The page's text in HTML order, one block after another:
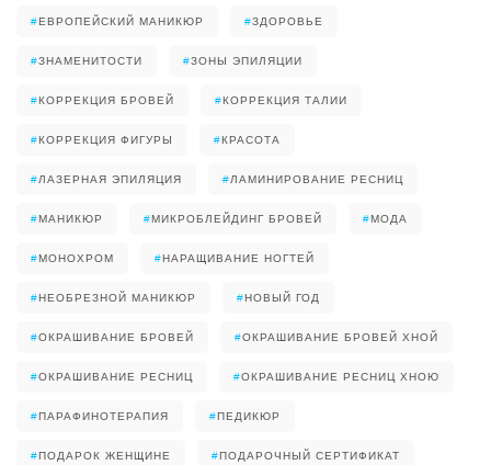
#ЕВРОПЕЙСКИЙ МАНИКЮР #ЗДОРОВЬЕ
#ЗНАМЕНИТОСТИ #ЗОНЫ ЭПИЛЯЦИИ
#КОРРЕКЦИЯ БРОВЕЙ #КОРРЕКЦИЯ ТАЛИИ
#КОРРЕКЦИЯ ФИГУРЫ #КРАСОТА
#ЛАЗЕРНАЯ ЭПИЛЯЦИЯ #ЛАМИНИРОВАНИЕ РЕСНИЦ
#МАНИКЮР #МИКРОБЛЕЙДИНГ БРОВЕЙ #МОДА
#МОНОХРОМ #НАРАЩИВАНИЕ НОГТЕЙ
#НЕОБРЕЗНОЙ МАНИКЮР #НОВЫЙ ГОД
#ОКРАШИВАНИЕ БРОВЕЙ #ОКРАШИВАНИЕ БРОВЕЙ ХНОЙ
#ОКРАШИВАНИЕ РЕСНИЦ #ОКРАШИВАНИЕ РЕСНИЦ ХНОЮ
#ПАРАФИНОТЕРАПИЯ #ПЕДИКЮР
#ПОДАРОК ЖЕНЩИНЕ #ПОДАРОЧНЫЙ СЕРТИФИКАТ